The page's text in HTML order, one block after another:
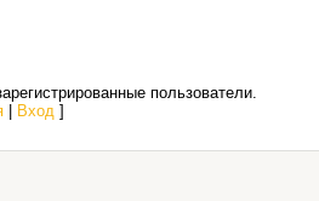
пользователи.
| Вход]